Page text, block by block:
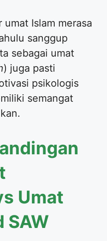
umat Islam merasa
sanggup
sebagai umat
) juga pasti
psikologis
semangat
Umat
SAW